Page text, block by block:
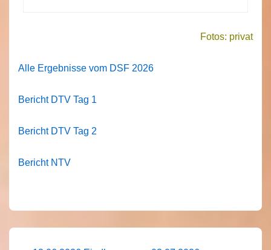
Fotos: privat
Alle Ergebnisse vom DSF 2026
Bericht DTV Tag 1
Bericht DTV Tag 2
Bericht NTV